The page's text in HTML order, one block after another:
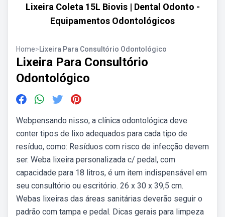
Lixeira Coleta 15L Biovis | Dental Odonto -
Equipamentos Odontológicos
Home>Lixeira Para Consultório Odontológico
Lixeira Para Consultório
Odontológico
Webpensando nisso, a clínica odontológica deve
conter tipos de lixo adequados para cada tipo de
resíduo, como: Resíduos com risco de infecção devem
ser. Weba lixeira personalizada c/ pedal, com
capacidade para 18 litros, é um item indispensável em
seu consultório ou escritório. 26 x 30 x 39,5 cm.
Webas lixeiras das áreas sanitárias deverão seguir o
padrão com tampa e pedal. Dicas gerais para limpeza